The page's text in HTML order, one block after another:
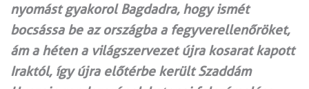
nyomást gyakorol Bagdadra, hogy ismét
bocsássa be az országba a fegyverellenőröket,
ám a héten a világszervezet újra kosarat kapott
Iraktól, így újra előtérbe került Szaddám